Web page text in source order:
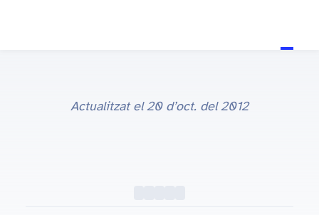
Actualitzat el20 d’oct. del 2012